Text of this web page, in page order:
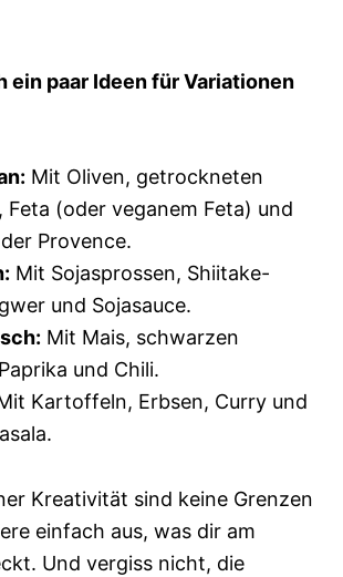
ein paar Ideen für Variationen
Mit Oliven, getrockneten
Feta (oder veganem Feta) und
Provence.
Mit Sojasprossen, Shiitake-
und Sojasauce.
Mit Mais, schwarzen
und Chili.
Kartoffeln, Erbsen, Curry und
Kreativität sind keine Grenzen
einfach aus, was dir am
Und vergiss nicht, die